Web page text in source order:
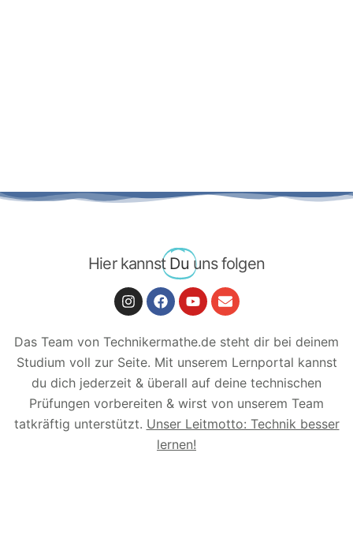
Hier kannst Du uns folgen
Das Team von Technikermathe.de steht dir bei deinem
Studium voll zur Seite. Mit unserem Lernportal kannst
du dich jederzeit & überall auf deine technischen
Prüfungen vorbereiten & wirst von unserem Team
tatkräftig unterstützt. Unser Leitmotto: Technik besser
lernen!